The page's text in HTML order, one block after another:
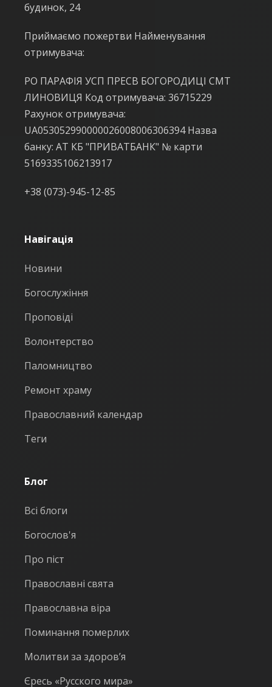
будинок, 24
Приймаємо пожертви Найменування
отримувача:
РО ПАРАФІЯ УСП ПРЕСВ БОГОРОДИЦІ СМТ
ЛИНОВИЦЯ Код отримувача: 36715229
Рахунок отримувача:
UA053052990000026008006306394 Назва
банку: АТ КБ "ПРИВАТБАНК" № карти
5169335106213917
+38 (073)-945-12-85
Навігація
Новини
Богослужіння
Проповіді
Волонтерство
Паломництво
Ремонт храму
Православний календар
Теги
Блог
Всі блоги
Богослов'я
Про піст
Православні свята
Православна віра
Поминання померлих
Молитви за здоров’я
Єресь «Русского мира»